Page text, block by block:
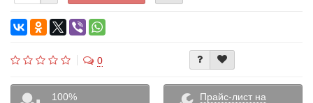
0
100%
Прайс-лист на